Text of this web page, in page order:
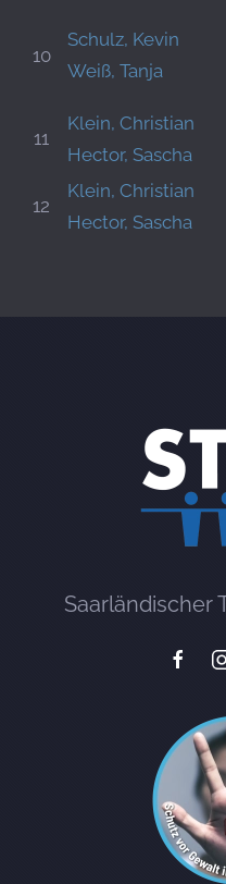
10
Schulz, Kevin
Weiß, Tanja
11
Klein, Christian
Hector, Sascha
12
Klein, Christian
Hector, Sascha
Saarländischer